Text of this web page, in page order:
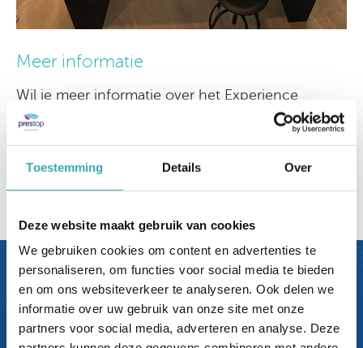
Toestemming Details Over
Deze website maakt gebruik van cookies
We gebruiken cookies om content en advertenties te
personaliseren, om functies voor social media te bieden
en om ons websiteverkeer te analyseren. Ook delen we
informatie over uw gebruik van onze site met onze
partners voor social media, adverteren en analyse. Deze
Meer informatie
Wil je meer informatie over het Experience
Centre van de Stichting VVV Zuid Limburg of
andere interactieve oplossingen?
Neem dan contact op met Prestop. Tel:
0499-
ons Interactieve Experience
Center.